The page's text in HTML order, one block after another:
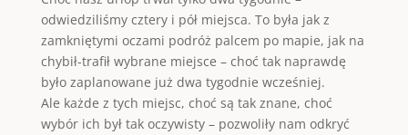
odwiedziliśmy cztery i pół miejsca. To była jak z
zamkniętymi oczami podróż palcem po mapie, jak na
chybił-trafił wybrane miejsce – choć tak naprawdę
było zaplanowane już dwa tygodnie wcześniej.
Ale każde z tych miejsc, choć są tak znane, choć
wybór ich był tak oczywisty – pozwoliły nam odkryć